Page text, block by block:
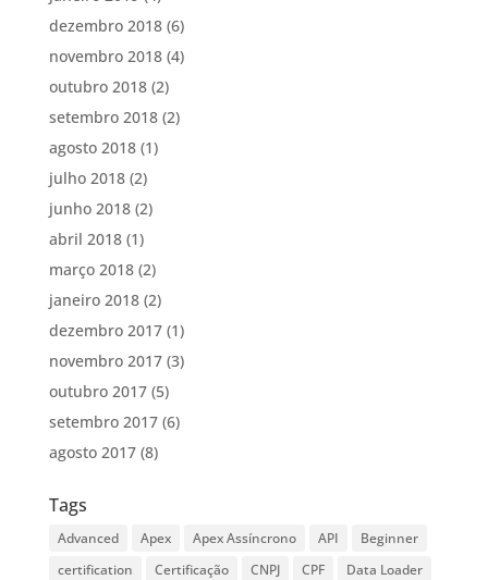
dezembro 2018(6)
novembro 2018(4)
outubro 2018(2)
setembro 2018(2)
agosto 2018(1)
julho 2018(2)
junho 2018(2)
abril 2018(1)
março 2018(2)
janeiro 2018(2)
dezembro 2017(1)
novembro 2017(3)
outubro 2017(5)
setembro 2017(6)
agosto 2017(8)
Tags
Advanced Apex Apex Assíncrono API
Beginner
certification
Certificação CNPJ CPF
Data Loader